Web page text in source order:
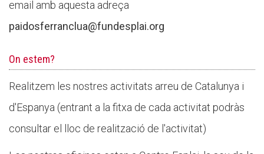
email amb aquesta adreça
paidosferranclua@fundesplai.org
On estem?
Realitzem les nostres activitats arreu de Catalunya i
d'Espanya (entrant a la fitxa de cada activitat podràs
consultar el lloc de realització de l'activitat)
Fes voluntariat